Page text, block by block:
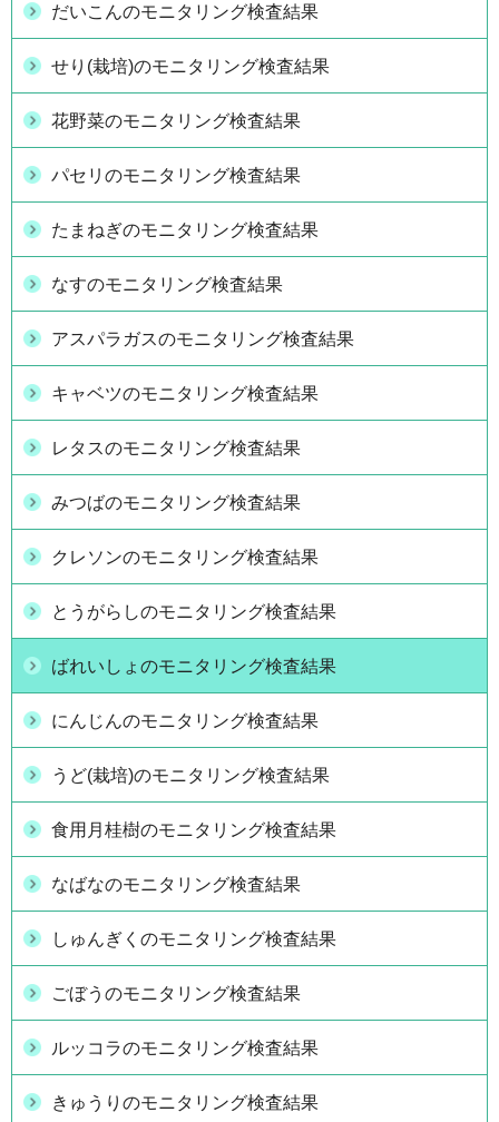
だいこんのモニタリング検査結果
せり(栽培)のモニタリング検査結果
花野菜のモニタリング検査結果
パセリのモニタリング検査結果
たまねぎのモニタリング検査結果
なすのモニタリング検査結果
アスパラガスのモニタリング検査結果
キャベツのモニタリング検査結果
レタスのモニタリング検査結果
みつばのモニタリング検査結果
クレソンのモニタリング検査結果
とうがらしのモニタリング検査結果
ばれいしょのモニタリング検査結果
にんじんのモニタリング検査結果
うど(栽培)のモニタリング検査結果
食用月桂樹のモニタリング検査結果
なばなのモニタリング検査結果
しゅんぎくのモニタリング検査結果
ごぼうのモニタリング検査結果
ルッコラのモニタリング検査結果
きゅうりのモニタリング検査結果